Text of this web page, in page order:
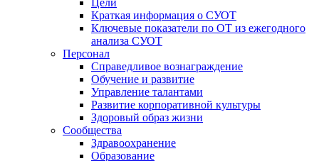
Цели
Краткая информация о СУОТ
Ключевые показатели по ОТ из ежегодного
анализа СУОТ
Персонал
Справедливое вознаграждение
Обучение и развитие
Управление талантами
Развитие корпоративной культуры
Здоровый образ жизни
Сообщества
Здравоохранение
Образование